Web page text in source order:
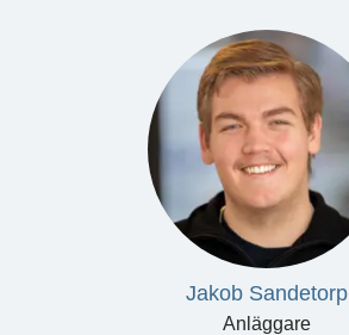
Jakob Sandetorp
Anläggare